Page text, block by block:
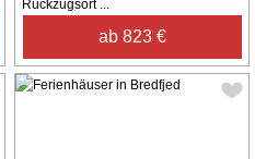
Rückzugsort ...
ab 823 €